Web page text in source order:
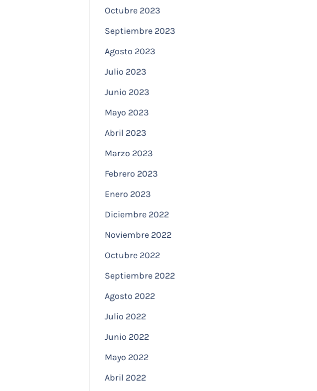
Octubre 2023
Septiembre 2023
Agosto 2023
Julio 2023
Junio 2023
Mayo 2023
Abril 2023
Marzo 2023
Febrero 2023
Enero 2023
Diciembre 2022
Noviembre 2022
Octubre 2022
Septiembre 2022
Agosto 2022
Julio 2022
Junio 2022
Mayo 2022
Abril 2022